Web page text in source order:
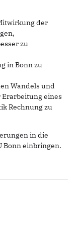
der
zu
in Bonn zu
Wandels und
eines
Rechnung zu
in die
Bonn einbringen.